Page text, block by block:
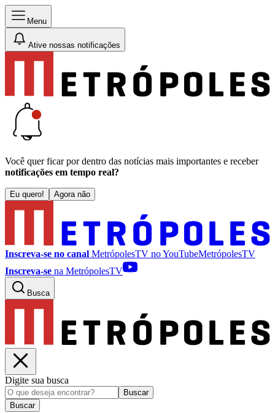
Menu
Ative nossas notificações
Você quer ficar por dentro das notícias mais importantes e receber
notificações em tempo real?
Eu quero! Agora não
Inscreva-se no canal MetrópolesTV noYouTubeMetrópolesTV
Inscreva-se na MetrópolesTV
Busca
Digite sua busca
Buscar
Buscar